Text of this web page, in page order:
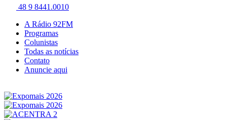
48 9 8441.0010
A Rádio 92FM
Programas
Colunistas
Todas as notícias
Contato
Anuncie aqui